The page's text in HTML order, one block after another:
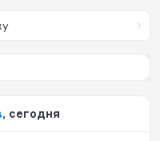
, сегодня